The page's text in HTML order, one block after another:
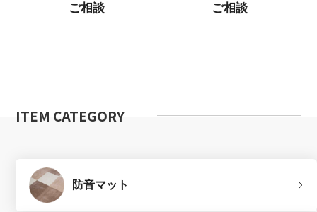
ご相談
ご相談
ITEM CATEGORY
防音マット